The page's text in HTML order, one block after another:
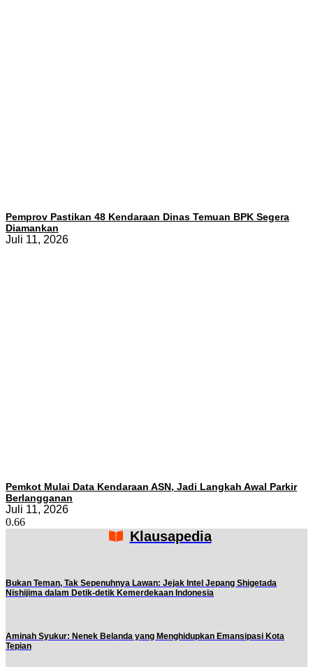
Pemprov Pastikan 48 Kendaraan Dinas Temuan BPK Segera
Diamankan
Juli 11, 2026
Pemkot Mulai Data Kendaraan ASN, Jadi Langkah Awal Parkir
Berlangganan
Juli 11, 2026
Klausapedia
Bukan Teman, Tak Sepenuhnya Lawan: Jejak Intel Jepang Shigetada
Nishijima dalam Detik-detik Kemerdekaan Indonesia
Aminah Syukur: Nenek Belanda yang Menghidupkan Emansipasi Kota
Tepian